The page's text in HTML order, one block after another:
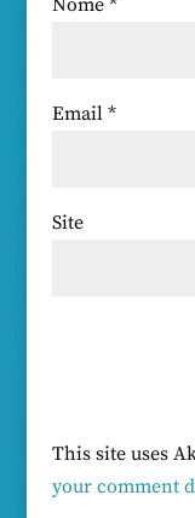
Nome *
Email *
Site
This site uses
your comment